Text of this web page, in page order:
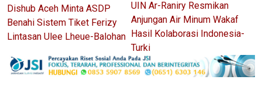
Dishub Aceh Minta ASDP
Benahi Sistem Tiket Ferizy
Lintasan Ulee Lheue-Balohan
UIN Ar-Raniry Resmikan
Anjungan Air Minum Wakaf
Hasil Kolaborasi Indonesia-
Turki